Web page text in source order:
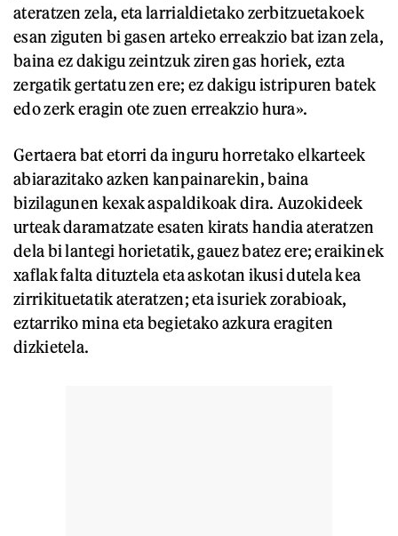
ateratzen zela, eta larrialdietako zerbitzuetakoek
esan ziguten bi gasen arteko erreakzio bat izan zela,
baina ez dakigu zeintzuk ziren gas horiek, ezta
zergatik gertatu zen ere; ez dakigu istripuren batek
edo zerk eragin ote zuen erreakzio hura».
Gertaera bat etorri da inguru horretako elkarteek
abiarazitako azken kanpainarekin, baina
bizilagunen kexak aspaldikoak dira. Auzokideek
urteak daramatzate esaten kirats handia ateratzen
dela bi lantegi horietatik, gauez batez ere; eraikinek
xaflak falta dituztela eta askotan ikusi dutela kea
zirrikituetatik ateratzen; eta isuriek zorabioak,
eztarriko mina eta begietako azkura eragiten
dizkietela.